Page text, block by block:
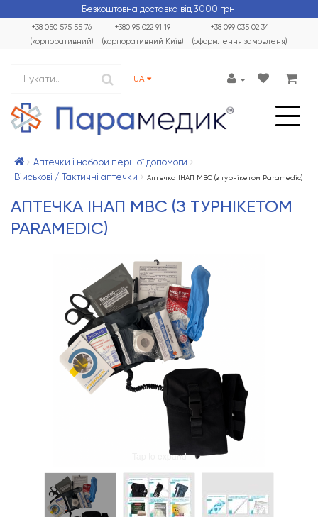
Безкоштовна доставка від 3000 грн!
+38 099 035 02 34
(оформлення замовленя)
+38 050 575 55 76
(корпоративний)
+380 95 022 91 19
(корпоративний Київ)
UA
Аптечки і набори першої допомоги
Військові / Тактичні аптечки
Аптечка ІНАП МВС (з турнікетом Paramedic)
АПТЕЧКА ІНАП МВС (З ТУРНІКЕТОМ
PARAMEDIC)
Tap to expand